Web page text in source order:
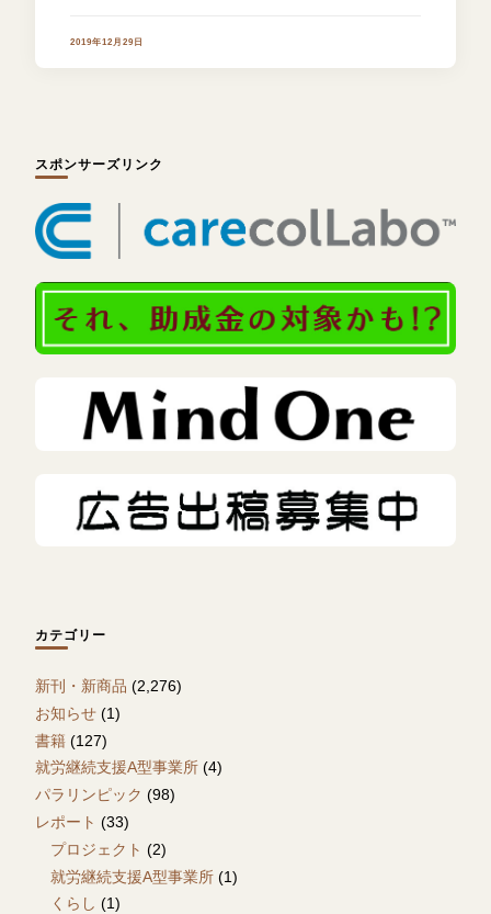
2019年12月29日
スポンサーズリンク
カテゴリー
新刊・新商品 (2,276)
お知らせ (1)
書籍 (127)
就労継続支援A型事業所 (4)
パラリンピック (98)
レポート (33)
プロジェクト (2)
就労継続支援A型事業所 (1)
くらし (1)